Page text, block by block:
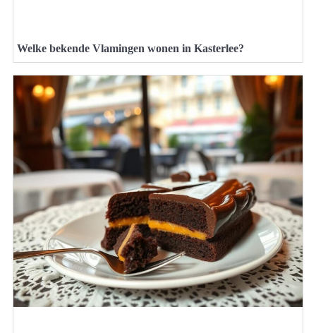
Welke bekende Vlamingen wonen in Kasterlee?